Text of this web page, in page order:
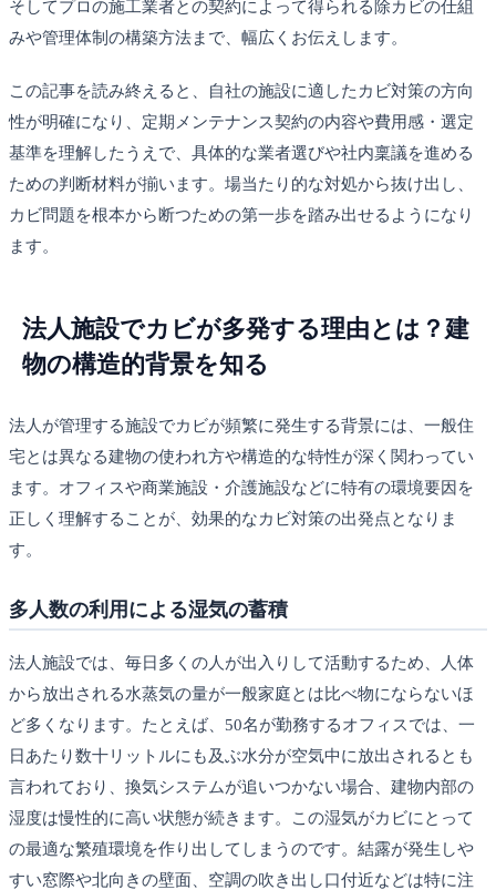
そしてプロの施工業者との契約によって得られる除カビの仕組
みや管理体制の構築方法まで、幅広くお伝えします。
この記事を読み終えると、自社の施設に適したカビ対策の方向
性が明確になり、定期メンテナンス契約の内容や費用感・選定
基準を理解したうえで、具体的な業者選びや社内稟議を進める
ための判断材料が揃います。場当たり的な対処から抜け出し、
カビ問題を根本から断つための第一歩を踏み出せるようになり
ます。
法人施設でカビが多発する理由とは？建
物の構造的背景を知る
法人が管理する施設でカビが頻繁に発生する背景には、一般住
宅とは異なる建物の使われ方や構造的な特性が深く関わってい
ます。オフィスや商業施設・介護施設などに特有の環境要因を
正しく理解することが、効果的なカビ対策の出発点となりま
す。
多人数の利用による湿気の蓄積
法人施設では、毎日多くの人が出入りして活動するため、人体
から放出される水蒸気の量が一般家庭とは比べ物にならないほ
ど多くなります。たとえば、50名が勤務するオフィスでは、一
日あたり数十リットルにも及ぶ水分が空気中に放出されるとも
言われており、換気システムが追いつかない場合、建物内部の
湿度は慢性的に高い状態が続きます。この湿気がカビにとって
の最適な繁殖環境を作り出してしまうのです。結露が発生しや
すい窓際や北向きの壁面、空調の吹き出し口付近などは特に注